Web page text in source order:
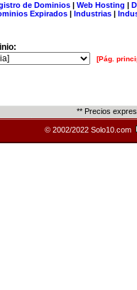
de Dominios| Web Hosting |
Expirados | Industrias |
[Pág.
** Precios
© 2002/2022 Solo10.com